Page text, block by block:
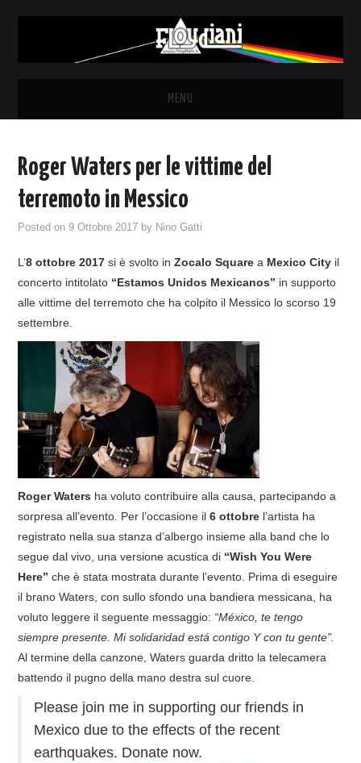
MENU
NEWS
THE LUNATICS
SYD BARRETT – ALLE SOGLIE
DELL’ALBA
FANZINE
COVER & TRIBUTI
EVENTI
DISCOGRAFIA
RELICS – SFALCI E RAMAGLIE
POLICY/COOKIES
Roger Waters per le vittime del
terremoto in Messico
Posted on9 Ottobre 2017 by Nino Gatti
L’8 ottobre 2017 si è svolto inZocalo Square a Mexico City il
concerto intitolato “Estamos Unidos Mexicanos” in supporto
alle vittime del terremoto che ha colpito il Messico lo scorso 19
settembre.
Roger Waters ha voluto contribuire alla causa, partecipando a
sorpresa all’evento. Per l’occasione il6 ottobre l’artista ha
registrato nella sua stanza d’albergo insieme alla band che lo
segue dal vivo, una versione acustica di “Wish You Were
Here” che è stata mostrata durante l’evento. Prima di eseguire
il brano Waters, con sullo sfondo una bandiera messicana, ha
voluto leggere il seguente messaggio: “México, te tengo
siempre presente. Mi solidaridad está contigo Y con tu gente”.
Al termine della canzone, Waters guarda dritto la telecamera
battendo il pugno della mano destra sul cuore.
Please join me in supporting our friends in
Mexico due to the effects of the recent
earthquakes. Donate now.